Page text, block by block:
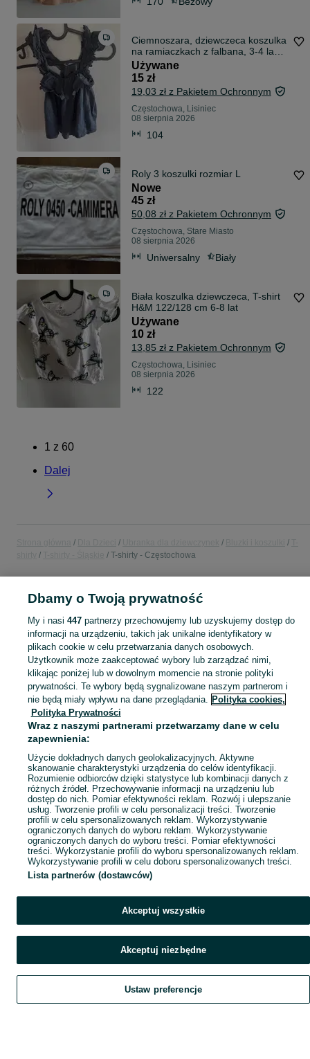
Ciemnoszara, dziewczeca koszulka
na ramiaczkach z falbana, 3-4 laga,
104 cm
Używane
15 zł
19,03 zł z Pakietem Ochronnym
Częstochowa, Lisiniec
08 sierpnia 2026
104
Roly 3 koszulki rozmiar L
Nowe
45 zł
50,08 zł z Pakietem Ochronnym
Częstochowa, Stare Miasto
08 sierpnia 2026
Uniwersalny Biały
Biała koszulka dziewczeca, T-shirt
H&M 122/128 cm 6-8 lat
Używane
10 zł
13,85 zł z Pakietem Ochronnym
Częstochowa, Lisiniec
08 sierpnia 2026
122
1 z 60
Dalej
T-shirty - Częstochowa
POLSKA » ŚLĄSKIE » CZĘSTOCHOWA
KATEGORIA
garnitur dla dziewczynki,spodnie dzwony dla dziewczynki,strój Zobacz
Mapa kategorii
Mapa miejscowości
Szukaj Obserwujesz Dodaj Czat Konto
Dbamy o Twoją prywatność
My i nasi 447partnerzy przechowujemy lub uzyskujemy dostęp do
informacji na urządzeniu, takich jak unikalne identyfikatory w
plikach cookie w celu przetwarzania danych osobowych.
Użytkownik może zaakceptować wybory lub zarządzać nimi,
klikając poniżej lub w dowolnym momencie na stronie polityki
prywatności. Te wybory będą sygnalizowane naszym partnerom i
nie będą miały wpływu na dane przeglądania. Polityka cookies,
Polityka Prywatności
Wraz z naszymi partnerami przetwarzamy dane w celu
zapewnienia:
Użycie dokładnych danych geolokalizacyjnych. Aktywne
skanowanie charakterystyki urządzenia do celów identyfikacji.
Rozumienie odbiorców dzięki statystyce lub kombinacji danych z
różnych źródeł. Przechowywanie informacji na urządzeniu lub
dostęp do nich. Pomiar efektywności reklam. Rozwój i ulepszanie
usług. Tworzenie profili w celu personalizacji treści. Tworzenie
profili w celu spersonalizowanych reklam. Wykorzystywanie
ograniczonych danych do wyboru reklam. Wykorzystywanie
ograniczonych danych do wyboru treści. Pomiar efektywności
treści. Wykorzystanie profili do wyboru spersonalizowanych reklam.
Wykorzystywanie profili w celu doboru spersonalizowanych treści.
Lista partnerów (dostawców)
Akceptuj wszystkie
Akceptuj niezbędne
Ustaw preferencje